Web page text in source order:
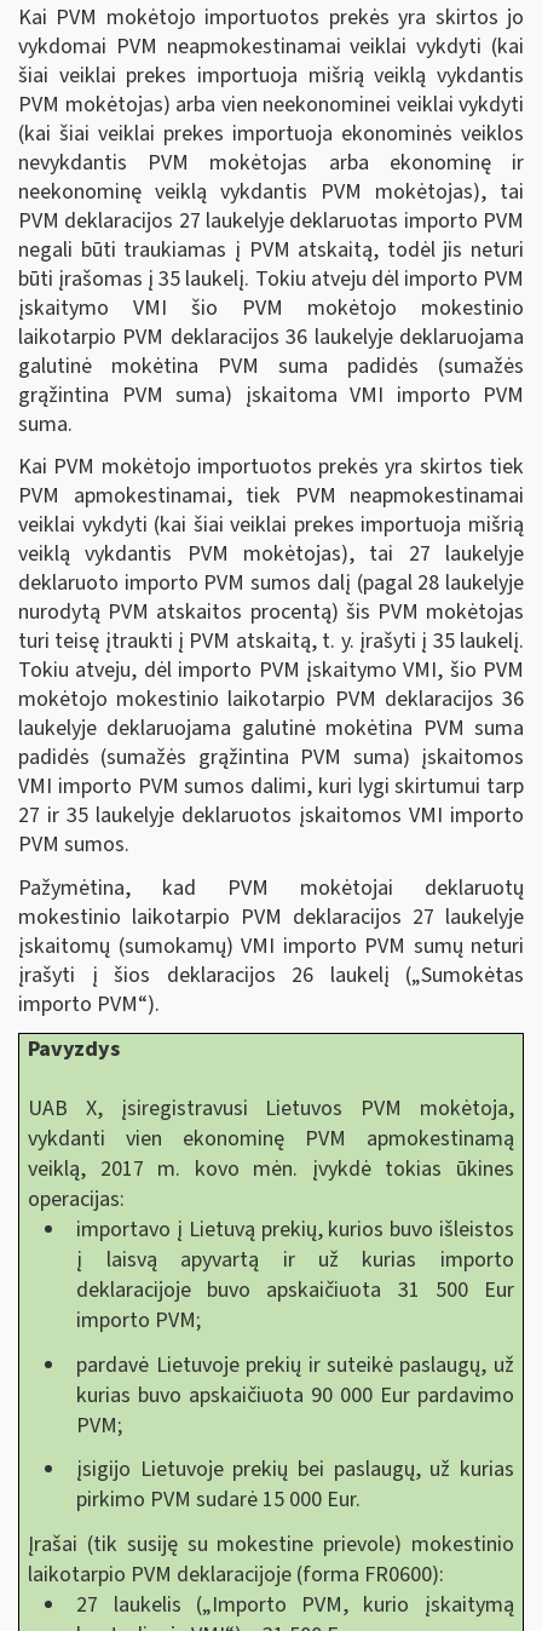
Kai PVM mokėtojo importuotos prekės yra skirtos jo
vykdomai PVM neapmokestinamai veiklai vykdyti (kai
šiai veiklai prekes importuoja mišrią veiklą vykdantis
PVM mokėtojas) arba vien neekonominei veiklai vykdyti
(kai šiai veiklai prekes importuoja ekonominės veiklos
nevykdantis PVM mokėtojas arba ekonominę ir
neekonominę veiklą vykdantis PVM mokėtojas), tai
PVM deklaracijos 27 laukelyje deklaruotas importo PVM
negali būti traukiamas į PVM atskaitą, todėl jis neturi
būti įrašomas į 35 laukelį. Tokiu atveju dėl importo PVM
įskaitymo VMI šio PVM mokėtojo mokestinio
laikotarpio PVM deklaracijos 36 laukelyje deklaruojama
galutinė mokėtina PVM suma padidės (sumažės
grąžintina PVM suma) įskaitoma VMI importo PVM
suma.
Kai PVM mokėtojo importuotos prekės yra skirtos tiek
PVM apmokestinamai, tiek PVM neapmokestinamai
veiklai vykdyti (kai šiai veiklai prekes importuoja mišrią
veiklą vykdantis PVM mokėtojas), tai 27 laukelyje
deklaruoto importo PVM sumos dalį (pagal 28 laukelyje
nurodytą PVM atskaitos procentą) šis PVM mokėtojas
turi teisę įtraukti į PVM atskaitą, t. y. įrašyti į 35 laukelį.
Tokiu atveju, dėl importo PVM įskaitymo VMI, šio PVM
mokėtojo mokestinio laikotarpio PVM deklaracijos 36
laukelyje deklaruojama galutinė mokėtina PVM suma
padidės (sumažės grąžintina PVM suma) įskaitomos
VMI importo PVM sumos dalimi, kuri lygi skirtumui tarp
27 ir 35 laukelyje deklaruotos įskaitomos VMI importo
PVM sumos.
Pažymėtina, kad PVM mokėtojai deklaruotų
mokestinio laikotarpio PVM deklaracijos 27 laukelyje
įskaitomų (sumokamų) VMI importo PVM sumų neturi
įrašyti į šios deklaracijos 26 laukelį („Sumokėtas
importo PVM“).
Pavyzdys
UAB X, įsiregistravusi Lietuvos PVM mokėtoja,
vykdanti vien ekonominę PVM apmokestinamą
veiklą, 2017 m. kovo mėn. įvykdė tokias ūkines
operacijas:
importavo į Lietuvą prekių, kurios buvo išleistos
į laisvą apyvartą ir už kurias importo
deklaracijoje buvo apskaičiuota 31 500 Eur
importo PVM;
pardavė Lietuvoje prekių ir suteikė paslaugų, už
kurias buvo apskaičiuota 90 000 Eur pardavimo
PVM;
įsigijo Lietuvoje prekių bei paslaugų, už kurias
pirkimo PVM sudarė 15 000 Eur.
Įrašai (tik susiję su mokestine prievole) mokestinio
laikotarpio PVM deklaracijoje (forma FR0600):
27 laukelis („Importo PVM, kurio įskaitymą